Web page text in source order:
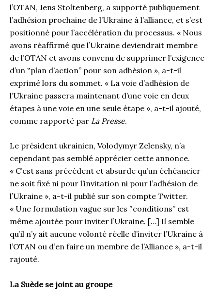
l’OTAN, Jens Stoltenberg, a supporté publiquement
l’adhésion prochaine de l’Ukraine à l’alliance, et s’est
positionné pour l’accélération du processus. « Nous
avons réaffirmé que l’Ukraine deviendrait membre
de l’OTAN et avons convenu de supprimer l’exigence
d’un ‟plan d’action” pour son adhésion », a-t-il
exprimé lors du sommet. « La voie d’adhésion de
l’Ukraine passera maintenant d’une voie en deux
étapes à une voie en une seule étape », a-t-il ajouté,
comme rapporté par La Presse.
Le président ukrainien, Volodymyr Zelensky, n’a
cependant pas semblé apprécier cette annonce.
« C’est sans précédent et absurde qu’un échéancier
ne soit fixé ni pour l’invitation ni pour l’adhésion de
l’Ukraine », a-t-il publié sur son compte Twitter.
« Une formulation vague sur les ‟conditions” est
même ajoutée pour inviter l’Ukraine. […] Il semble
qu’il n’y ait aucune volonté réelle d’inviter l’Ukraine à
l’OTAN ou d’en faire un membre de l’Alliance », a-t-il
rajouté.
La Suède se joint au groupe